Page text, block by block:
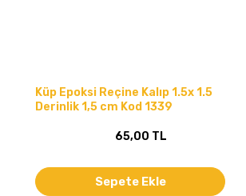
Küp Epoksi Reçine Kalıp 1.5x 1.5
Derinlik 1,5 cm Kod 1339
65,00 TL
Sepete Ekle